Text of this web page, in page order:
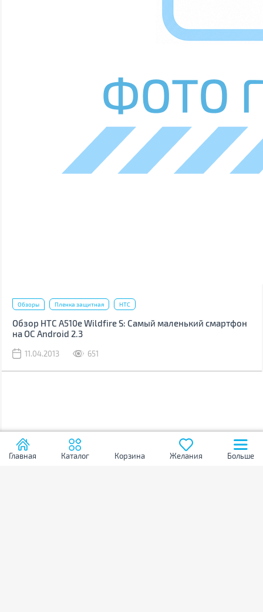
Обзоры Пленка защитная HTC
Обзор HTC A510e Wildfire S: Самый маленький смартфон
на ОС Android 2.3
11.04.2013 651
Главная Каталог Корзина Желания Больше